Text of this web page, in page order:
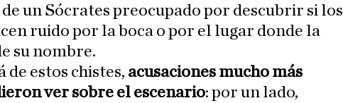
un Sócrates preocupado por descubrir si los
ruido por la boca o por el lugar donde la
su nombre.
de estos chistes, acusaciones mucho más
ver sobre el escenario: por un lado,